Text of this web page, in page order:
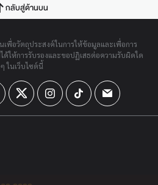
กลับสู่ด้านบน
พื่อวัตถุประสงค์ในการให้ข้อมูลและเพื่อการ
ให้การรับรองและขอปฏิเสธต่อความรับผิดใด
ๆ ในเว็บไซต์นี้